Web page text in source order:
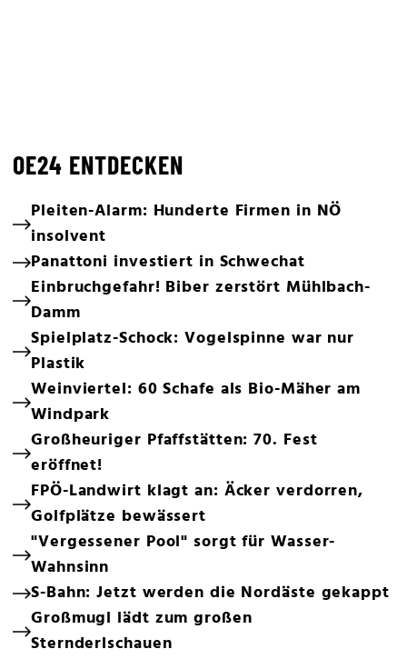
OE24 ENTDECKEN
Pleiten-Alarm: Hunderte Firmen in NÖ
insolvent
Panattoni investiert in Schwechat
Einbruchgefahr! Biber zerstört Mühlbach-
Damm
Spielplatz-Schock: Vogelspinne war nur
Plastik
Weinviertel: 60 Schafe als Bio-Mäher am
Windpark
Großheuriger Pfaffstätten: 70. Fest
eröffnet!
FPÖ-Landwirt klagt an: Äcker verdorren,
Golfplätze bewässert
"Vergessener Pool" sorgt für Wasser-
Wahnsinn
S-Bahn: Jetzt werden die Nordäste gekappt
Großmugl lädt zum großen
Sternderlschauen